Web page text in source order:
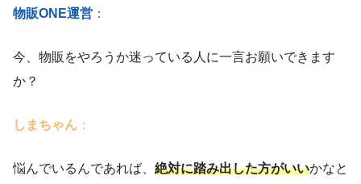
物販ONE運営 ：
今、物販をやろうか迷っている人に一言お願いできます
か？
しまちゃん ：
悩んでいるんであれば、 絶対に踏み出した方がいいかなと